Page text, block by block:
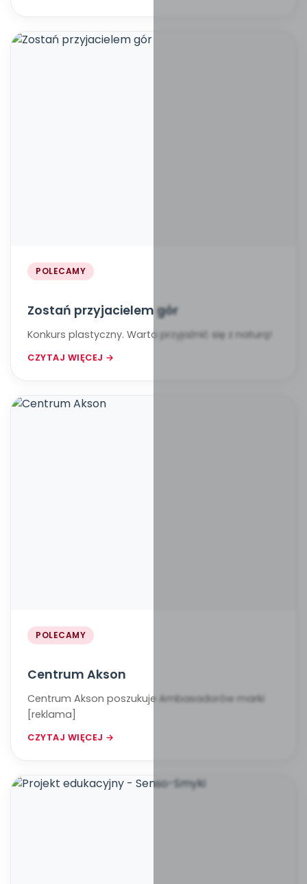
POLECAMY
Zostań przyjacielem gór
Konkurs plastyczny. Warto przyjaźnić się z naturą!
CZYTAJ WIĘCEJ →
POLECAMY
Centrum Akson
Centrum Akson poszukuje Ambasadorów marki
[reklama]
CZYTAJ WIĘCEJ →